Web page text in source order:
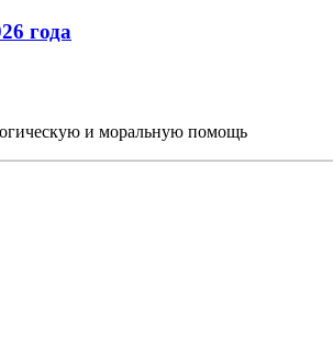
года
и моральную помощь